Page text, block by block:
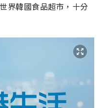
界韓國食品超市，十分